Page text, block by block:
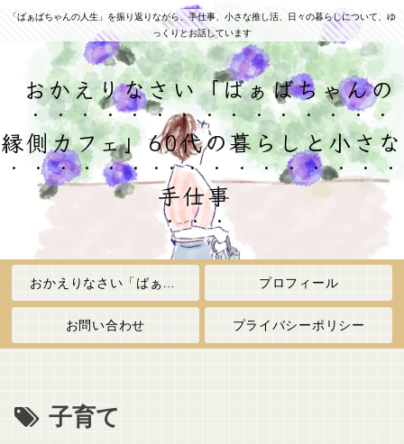
「ばぁばちゃんの人生」を振り返りながら、手仕事、小さな推し活、日々の暮らしについて、ゆ
っくりとお話しています
おかえりなさい「ばぁばちゃんの
縁側カフェ」60代の暮らしと小さな
手仕事
プロフィール
お問い合わせ プライバシーポリシー
子育て